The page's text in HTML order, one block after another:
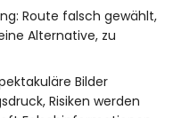
Route falsch gewählt,
Alternative, zu
Bilder
Risiken werden